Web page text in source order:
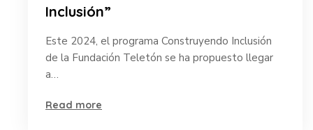
Inclusión”
Este 2024, el programa Construyendo Inclusión
de la Fundación Teletón se ha propuesto llegar
a…
Read more